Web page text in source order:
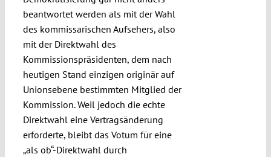
beantwortet werden als mit der Wahl
des kommissarischen Aufsehers, also
mit der Direktwahl des
Kommissionspräsidenten, dem nach
heutigen Stand einzigen originär auf
Unionsebene bestimmten Mitglied der
Kommission. Weil jedoch die echte
Direktwahl eine Vertragsänderung
erforderte, bleibt das Votum für eine
„als ob“-Direktwahl durch